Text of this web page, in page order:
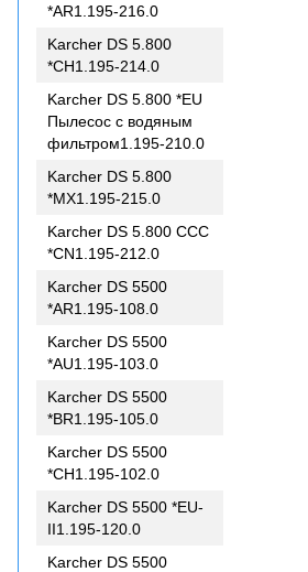
*AR1.195-216.0
Karcher DS 5.800
*CH1.195-214.0
Karcher DS 5.800 *EU
Пылесос с водяным
фильтром1.195-210.0
Karcher DS 5.800
*MX1.195-215.0
Karcher DS 5.800 CCC
*CN1.195-212.0
Karcher DS 5500
*AR1.195-108.0
Karcher DS 5500
*AU1.195-103.0
Karcher DS 5500
*BR1.195-105.0
Karcher DS 5500
*CH1.195-102.0
Karcher DS 5500 *EU-
II1.195-120.0
Karcher DS 5500